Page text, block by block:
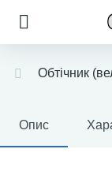
Обтічник
Опис